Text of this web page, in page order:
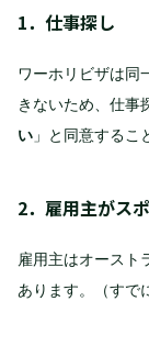
1．仕事探し
ワーホリビザは同
きないため、仕事
い 」と同意するこ
2．雇用主がス
雇用主はオースト
あります。（すで